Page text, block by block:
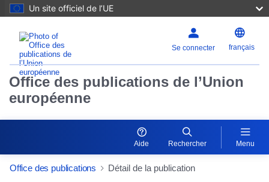
Un site officiel de l’UE
Se connecter français
Office des publications de l’Union
européenne
Aide Rechercher Menu
Office des publications Détail de la publication